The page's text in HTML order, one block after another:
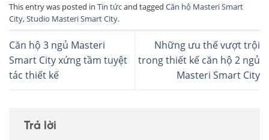
This entry was posted in Tin tứcand tagged Căn hộ Masteri Smart
City,Studio Masteri Smart City.
Căn hộ 3 ngủ Masteri
Smart City xứng tầm tuyệt
tác thiết kế
Những ưu thế vượt trội
trong thiết kế căn hộ 2 ngủ
Masteri Smart City
Trả lời